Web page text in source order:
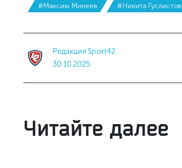
#Максим Минеев
#Никита Гуслистов
Редакция Sport42
30.10.2025
Читайте далее